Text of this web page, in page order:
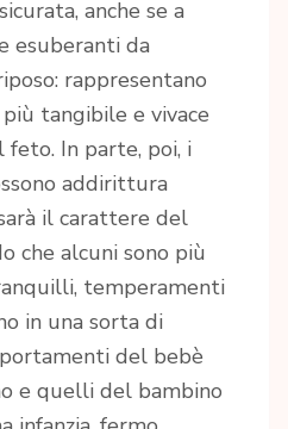
anche se a
esuberanti da
rappresentano
tangibile e vivace
In parte, poi, i
addirittura
il carattere del
che alcuni sono più
temperamenti
in una sorta di
del bebè
e quelli del bambino